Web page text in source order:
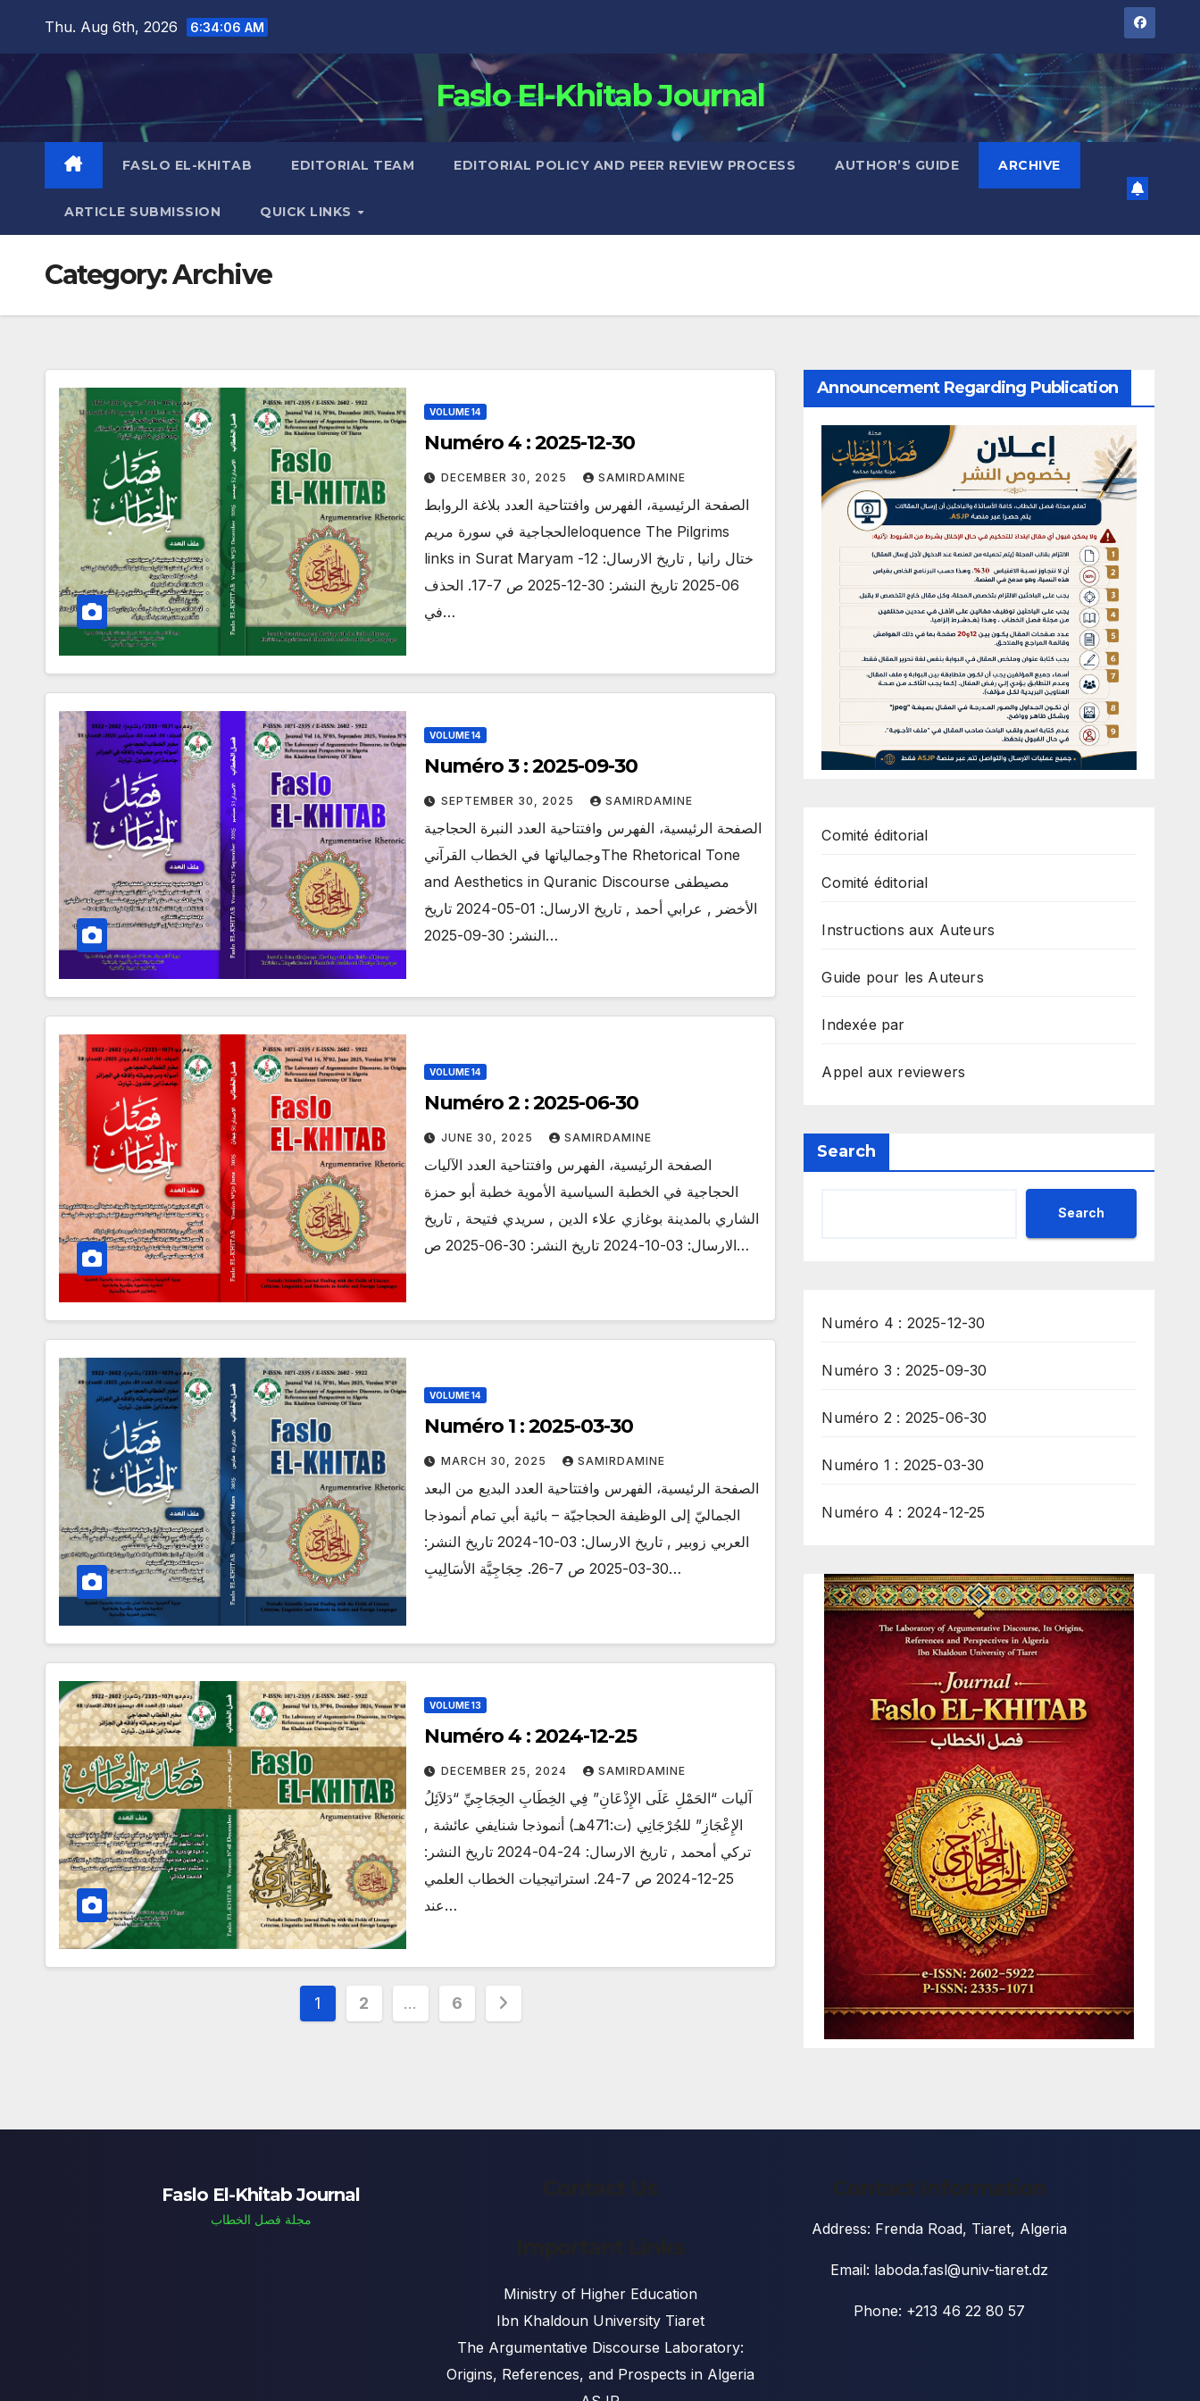
content
Thu. Aug 6th, 2026 6:34:07 AM
Faslo El-Khitab Journal
FASLO EL-KHITAB EDITORIAL TEAM EDITORIAL POLICY AND PEER REVIEW PROCESS AUTHOR’S GUIDE ARCHIVE
ARTICLE SUBMISSION QUICK LINKS
Category:Archive
VOLUME 14
Numéro 4 : 2025-12-30
DECEMBER 30, 2025 SAMIRDAMINE
الصفحة الرئيسية، الفهرس وافتتاحية العدد بلاغة الروابط
الحجاجية في سورة مريمeloquence The Pilgrims
links in Surat Maryam ختال رانيا , تاريخ الارسال: 12-
06-2025 تاريخ النشر: 30-12-2025 ص 7-17. الحذف
في…
VOLUME 14
Numéro 3 : 2025-09-30
SEPTEMBER 30, 2025 SAMIRDAMINE
الصفحة الرئيسية، الفهرس وافتتاحية العدد النبرة الحجاجية
وجمالياتها في الخطاب القرآنيThe Rhetorical Tone
and Aesthetics in Quranic Discourse مصيطفى
الأخضر , عرابي أحمد , تاريخ الارسال: 01-05-2024 تاريخ
النشر: 30-09-2025…
VOLUME 14
Numéro 2 : 2025-06-30
JUNE 30, 2025 SAMIRDAMINE
الصفحة الرئيسية، الفهرس وافتتاحية العدد الآليات
الحجاجية في الخطبة السياسية الأموية خطبة أبو حمزة
الشاري بالمدينة بوغازي علاء الدين , سريدي فتيحة , تاريخ
الارسال: 03-10-2024 تاريخ النشر: 30-06-2025 ص…
VOLUME 14
Numéro 1 : 2025-03-30
MARCH 30, 2025 SAMIRDAMINE
الصفحة الرئيسية، الفهرس وافتتاحية العدد البديع من البعد
الجماليّ إلى الوظيفة الحجاجيّة – بائية أبي تمام أنموذجا
العربي زوبير , تاريخ الارسال: 03-10-2024 تاريخ النشر:
30-03-2025 ص 7-26. حِجَاجِيَّة الأسَالِيبِ…
VOLUME 13
Numéro 4 : 2024-12-25
DECEMBER 25, 2024 SAMIRDAMINE
آليات “الحَمْلِ عَلَى الإِذْعَانِ” فِي الخِطَابِ الحِجَاجِيِّ “دَلاَئِلُ
الإِعْجَازِ” للجُرْجَانِي (ت:471هـ) أنموذجا شنايفي عائشة ,
تركي أمحمد , تاريخ الارسال: 24-04-2024 تاريخ النشر:
25-12-2024 ص 7-24. استراتيجيات الخطاب العلمي
عند…
Posts
1 2 … 6
Announcement Regarding Publication
Comité éditorial
Comité éditorial
Instructions aux Auteurs
Guide pour les Auteurs
Indexée par
Appel aux reviewers
Search
Search
Numéro 4 : 2025-12-30
Numéro 3 : 2025-09-30
Numéro 2 : 2025-06-30
Numéro 1 : 2025-03-30
Numéro 4 : 2024-12-25
Faslo El-Khitab Journal
مجلة فصل الخطاب
Ministry of Higher Education
Ibn Khaldoun University Tiaret
The Argumentative Discourse Laboratory:
Origins, References, and Prospects in Algeria
Contact Information
Address: Frenda Road, Tiaret, Algeria
Email: laboda.fasl@univ-tiaret.dz
Phone: +213 46 22 80 57